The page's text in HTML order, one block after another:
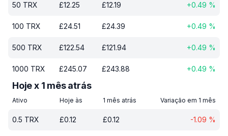
50 TRX £12.25 £12.19 +0.49 %
100 TRX £24.51 £24.39 +0.49 %
500 TRX £122.54 £121.94 +0.49 %
1000 TRX £245.07 £243.88 +0.49 %
Hoje x 1 mês atrás
Ativo Hoje às 1 mês atrás Variação em 1 mês
0.5 TRX £0.12 £0.12 -1.09 %